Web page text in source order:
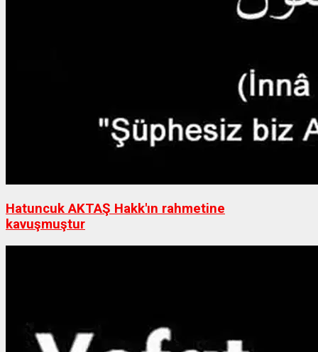
Hatuncuk AKTAŞ Hakk'ın rahmetine
kavuşmuştur